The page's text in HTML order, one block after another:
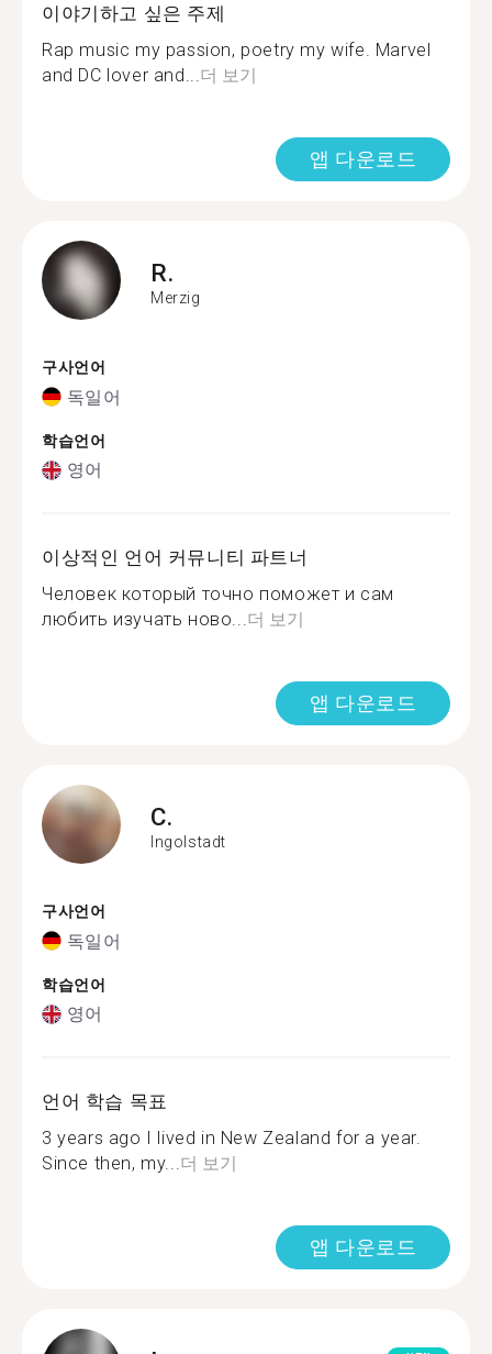
이야기하고 싶은 주제
Rap music my passion, poetry my wife. Marvel
and DC lover and...더 보기
앱 다운로드
R.
Merzig
구사언어
독일어
학습언어
영어
이상적인 언어 커뮤니티 파트너
Человек который точно поможет и сам
любить изучать ново...더 보기
앱 다운로드
C.
Ingolstadt
구사언어
독일어
학습언어
영어
언어 학습 목표
3 years ago I lived in New Zealand for a year.
Since then, my...더 보기
앱 다운로드